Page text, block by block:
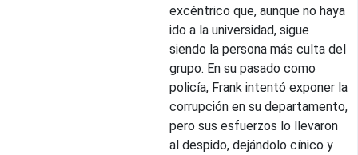
excéntrico que, aunque no haya
ido a la universidad, sigue
siendo la persona más culta del
grupo. En su pasado como
policía, Frank intentó exponer la
corrupción en su departamento,
pero sus esfuerzos lo llevaron
al despido, dejándolo cínico y